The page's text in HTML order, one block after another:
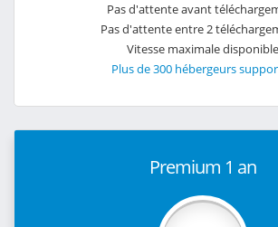
Pas d'attente avant
Pas d'attente entre 2
Vitesse maximale disponible
Plus de 300 hébergeurs
Premium 1 an